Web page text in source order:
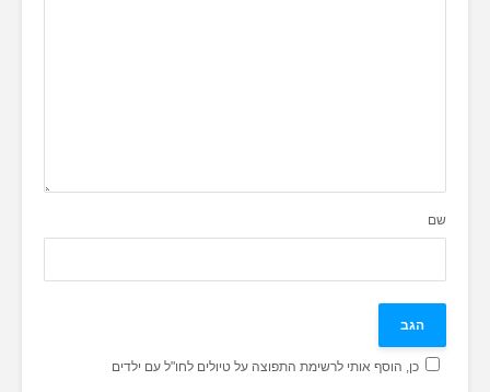
שם
כן, הוסף אותי לרשימת התפוצה על טיולים לחו"ל עם ילדים